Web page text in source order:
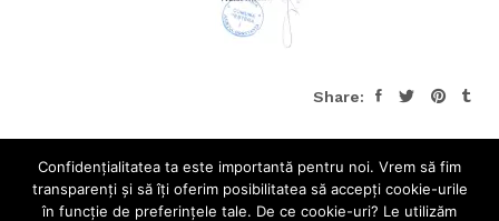
Share:
Confidenţialitatea ta este importantă pentru noi. Vrem să fim
transparenţi și să îţi oferim posibilitatea să accepţi cookie-urile
în funcţie de preferinţele tale. De ce cookie-uri? Le utilizăm